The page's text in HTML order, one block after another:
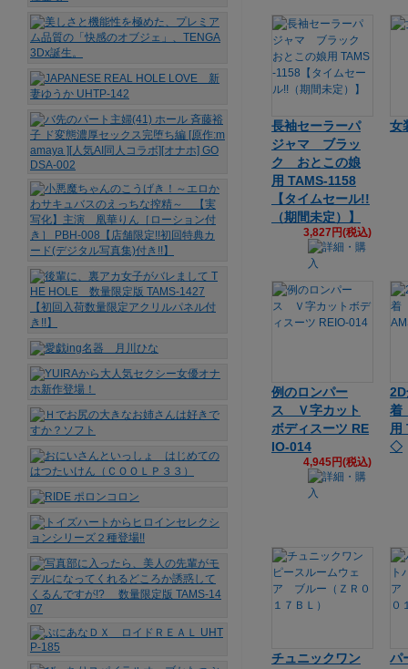
長袖セーラーパ
ジャマ ブラッ
ク おとこの娘
用 TAMS-1158
【タイムセール!!
（期間未定）】
3,827円(税込)
女
例のロンパー
ス Ｖ字カット
ボディスーツ RE
IO-014
4,945円(税込)
着
用
◇
チュニックワン パ